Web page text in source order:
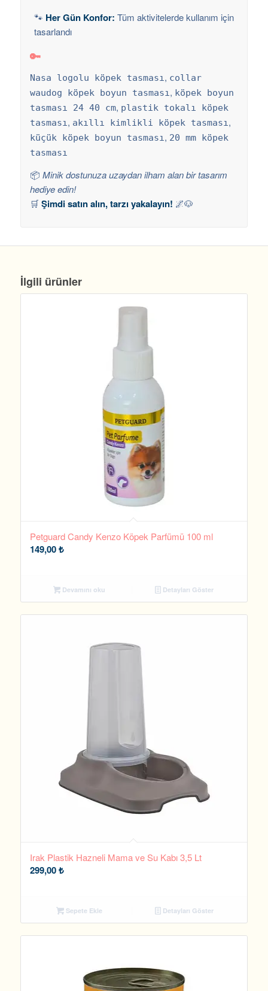
🐾 Her Gün Konfor: Tüm aktivitelerde kullanım için
tasarlandı
🔑
Nasa logolu köpek tasması, collar
waudog köpek boyun tasması, köpek boyun
tasması 24 40 cm, plastik tokalı köpek
tasması, akıllı kimlikli köpek tasması,
küçük köpek boyun tasması, 20 mm köpek
tasması
📦 Minik dostunuza uzaydan ilham alan bir tasarım
hediye edin!
🛒 Şimdi satın alın, tarzı yakalayın! 🌌🐶
İlgili ürünler
Petguard Candy Kenzo Köpek Parfümü 100 ml
149,00₺
Devamını oku Detayları Göster
Irak Plastik Hazneli Mama ve Su Kabı 3,5 Lt
299,00₺
Sepete Ekle Detayları Göster